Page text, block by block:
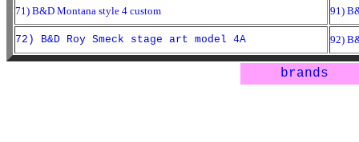
71) B&D Montana style 4 custom 91)
72) B&D Roy Smeck stage art model 4A 92)
brands